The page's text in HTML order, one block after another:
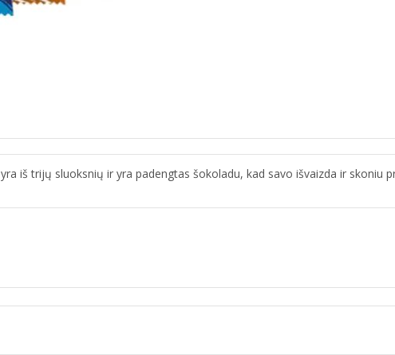
iš trijų sluoksnių ir yra padengtas šokoladu, kad savo išvaizda ir skoniu